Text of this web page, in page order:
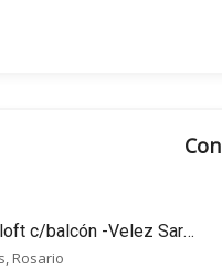
EN VENTA Departamento loft c/balcón -Velez Sarsfield 500 -Refinerías, Rosario
Rosario